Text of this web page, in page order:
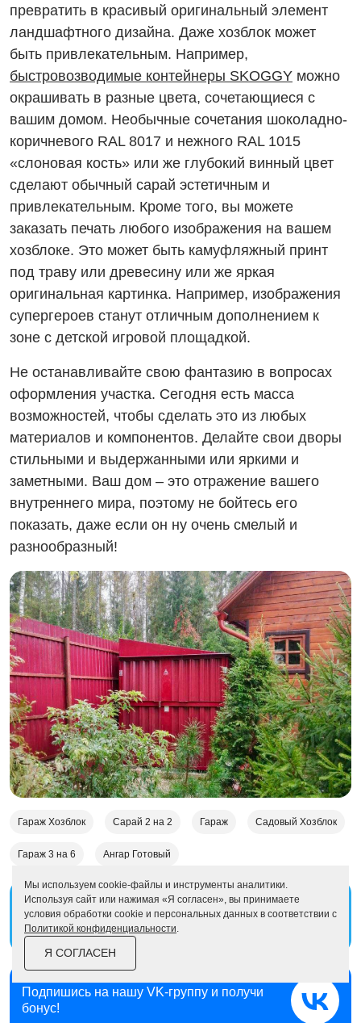
превратить в красивый оригинальный элемент
ландшафтного дизайна. Даже хозблок может
быть привлекательным. Например,
быстровозводимые контейнеры SKOGGY можно
окрашивать в разные цвета, сочетающиеся с
вашим домом. Необычные сочетания шоколадно-
коричневого RAL 8017 и нежного RAL 1015
«слоновая кость» или же глубокий винный цвет
сделают обычный сарай эстетичным и
привлекательным. Кроме того, вы можете
заказать печать любого изображения на вашем
хозблоке. Это может быть камуфляжный принт
под траву или древесину или же яркая
оригинальная картинка. Например, изображения
супергероев станут отличным дополнением к
зоне с детской игровой площадкой.
Не останавливайте свою фантазию в вопросах
оформления участка. Сегодня есть масса
возможностей, чтобы сделать это из любых
материалов и компонентов. Делайте свои дворы
стильными и выдержанными или яркими и
заметными. Ваш дом – это отражение вашего
внутреннего мира, поэтому не бойтесь его
показать, даже если он ну очень смелый и
разнообразный!
Гараж Хозблок Сарай 2 на 2 Гараж Садовый Хозблок
Гараж 3 на 6 Ангар Готовый
Подпишись на наш Telegram-канал
и получи бонус!
Подпишись на нашу VK-группу и получи
бонус!
Мы используем cookie-файлы и инструменты аналитики.
Используя сайт или нажимая «Я согласен», вы принимаете
условия обработки cookie и персональных данных в соответствии с
Политикой конфиденциальности.
Я СОГЛАСЕН